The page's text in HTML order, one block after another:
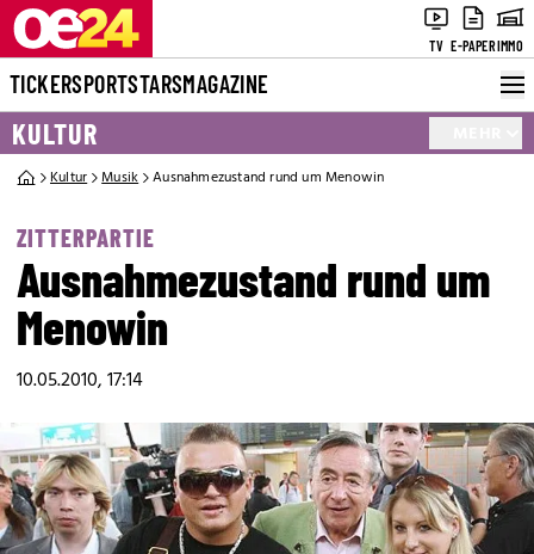
TV E-PAPERIMMO
TICKERSPORTSTARSMAGAZINE
KULTUR
Kultur Musik Ausnahmezustand rund um Menowin
ZITTERPARTIE
Ausnahmezustand rund um
Menowin
10.05.2010, 17:14